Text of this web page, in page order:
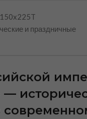
и праздничные
—